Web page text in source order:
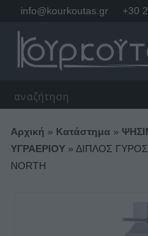
info@kourkoutas.gr +30
Αρχική » Κατάστημα »
ΥΓΡΑΕΡΙΟΥ » ΔΙΠΛΟΣ ΓΥΡΟΣ
NORTH